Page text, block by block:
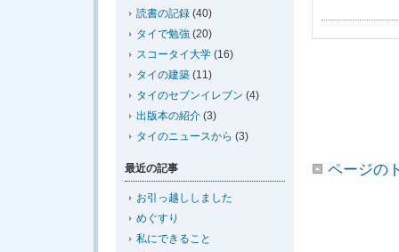
ページの
読書の記録 (40)
タイで勉強 (20)
スコータイ大学 (16)
タイの建築 (11)
タイのセブンイレブン (4)
出版本の紹介 (3)
タイのニュースから (3)
最近の記事
お引っ越ししました
めぐすり
私にできること